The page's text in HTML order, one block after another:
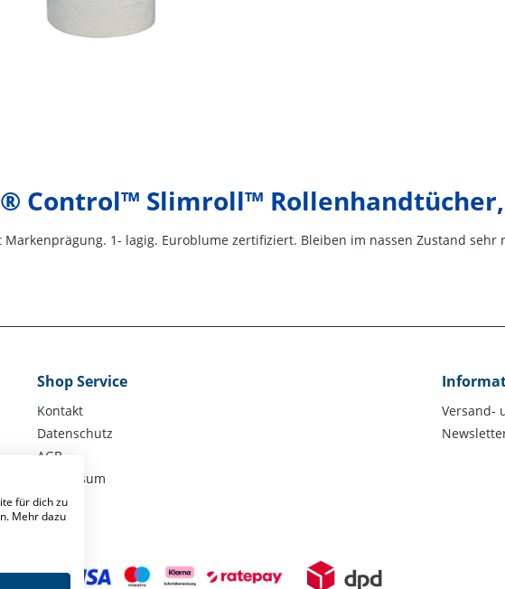
Control™ Slimroll™
Markenprägung. 1- lagig. Euroblume zertifiziert. Bleiben im nassen Zustand
Shop Service
Kontakt
Datenschutz
AGB
Impressum
Versand-
für dich zu
Mehr dazu